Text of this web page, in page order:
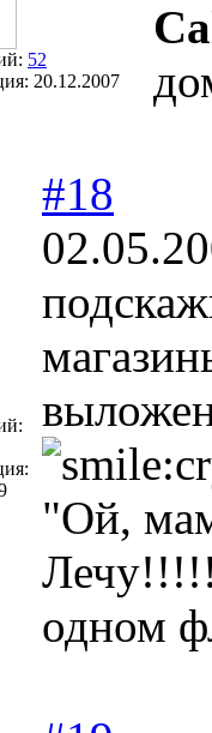
52
20.12.2007
#18
"Ой,
одном